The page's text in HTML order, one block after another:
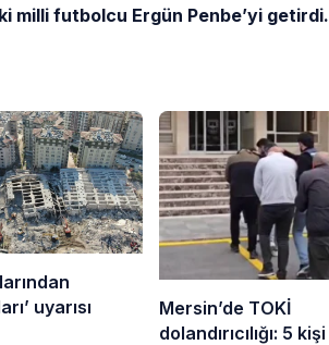
milli futbolcu Ergün Penbe’yi getirdi.
uyarısı
Mersin’de TOKİ
dolandırıcılığı: 5 kişi